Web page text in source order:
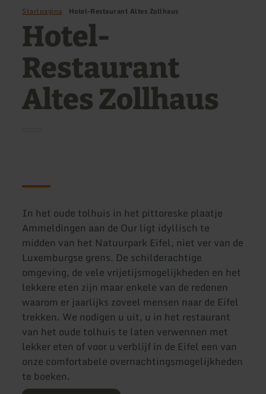
Startpagina Hotel-Restaurant Altes Zollhaus
Hotel-
Restaurant
Altes Zollhaus
In het oude tolhuis in het pittoreske plaatje
Ammeldingen aan de Our ligt idyllisch te
midden van het Natuurpark Eifel, niet ver van de
Luxemburgse grens. De schilderachtige
omgeving, de vele vrijetijsmogelijkheden en het
lekkere eten zijn maar enkele van de redenen
waarom er jaarlijks zoveel mensen naar de Eifel
trekken. We nodigen u uit, u in het restaurant
van het oude tolhuis te laten verwennen met
lekker eten of voor u verblijf in de Eifel een van
onze comfortabele overnachtingsmogelijkheden
te boeken.